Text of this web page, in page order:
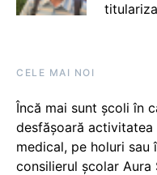
CELE MAI NOI
Încă mai sunt școli în
desfășoară
medical, pe holuri sau
consilierul școlar Aura